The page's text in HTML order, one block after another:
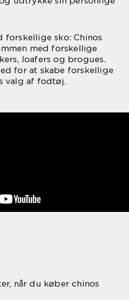
sko: Chinos
med forskellige
loafers og brogues.
for at skabe forskellige
valg af fodtøj.
når du køber chinos